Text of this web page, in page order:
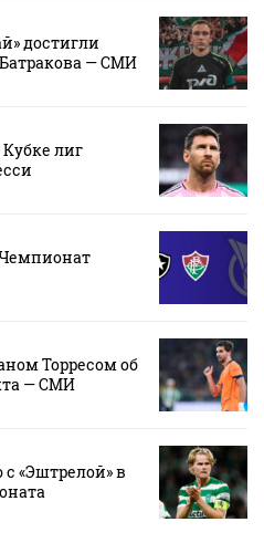
достигли
— СМИ
лиг
Торресом об
— СМИ
«Эштрелой» в